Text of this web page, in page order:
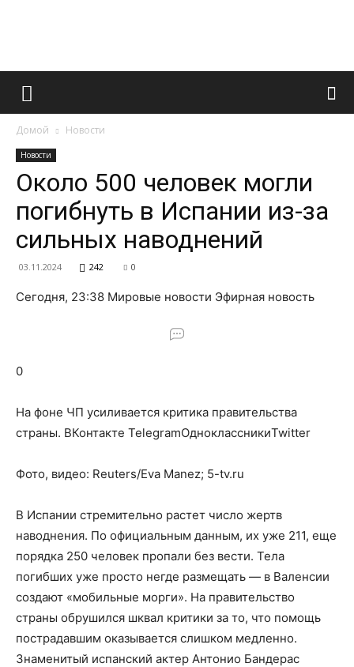
Французский
и
нем
Домой Новости
Новости
Около 500 человек могли
погибнуть в Испании из-за
сильных наводнений
03.11.2024 242 0
Сегодня, 23:38 Мировые новости Эфирная новость
0
На фоне ЧП усиливается критика правительства
страны. ВКонтакте TelegramОдноклассникиTwitter
Фото, видео: Reuters/Eva Manez; 5-tv.ru
В Испании стремительно растет число жертв
наводнения. По официальным данным, их уже 211, еще
порядка 250 человек пропали без вести. Тела
погибших уже просто негде размещать — в Валенсии
создают «мобильные морги». На правительство
страны обрушился шквал критики за то, что помощь
пострадавшим оказывается слишком медленно.
Знаменитый испанский актер Антонио Бандерас